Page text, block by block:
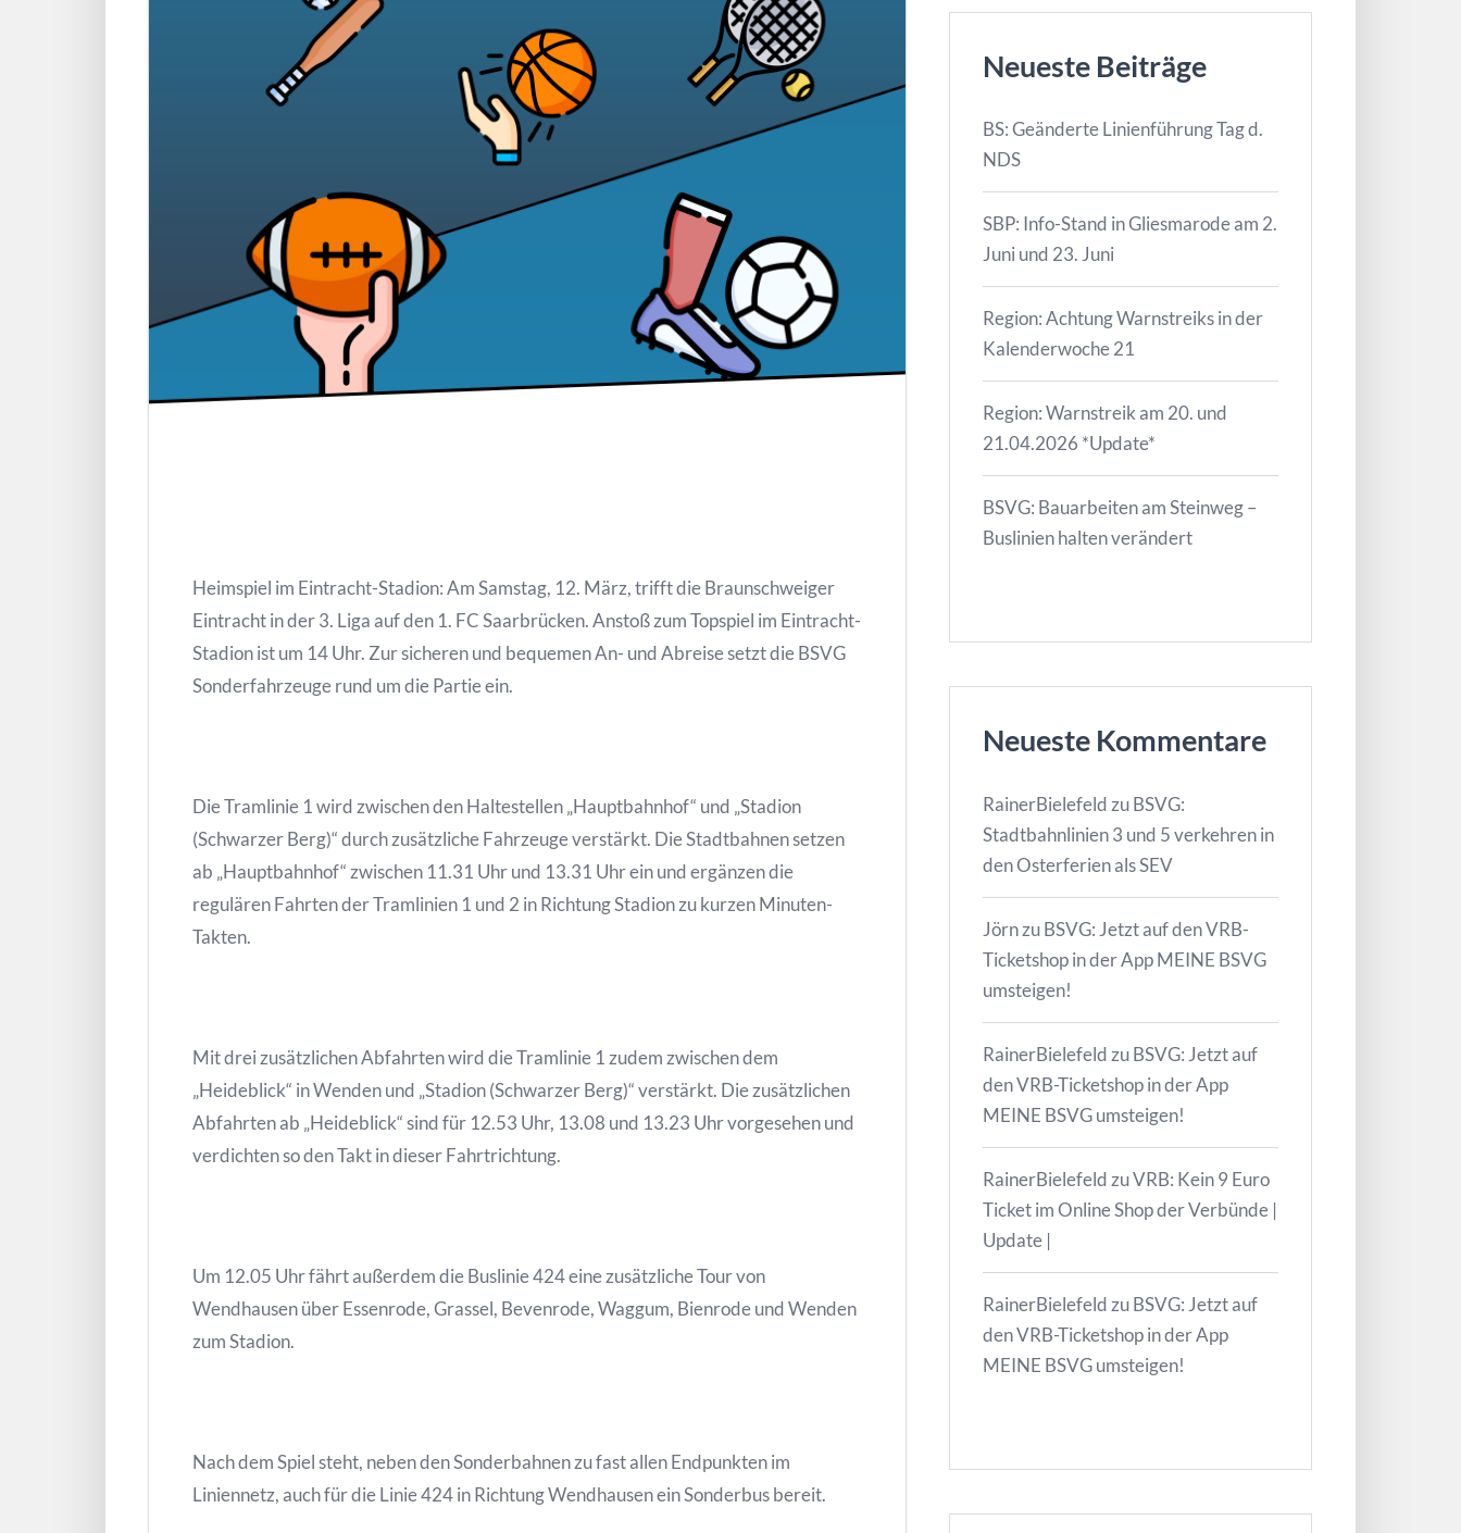
Heimspiel im Eintracht-Stadion: Am Samstag, 12. März, trifft die Braunschweiger
Eintracht in der 3. Liga auf den 1. FC Saarbrücken. Anstoß zum Topspiel im Eintracht-
Stadion ist um 14 Uhr. Zur sicheren und bequemen An- und Abreise setzt die BSVG
Sonderfahrzeuge rund um die Partie ein.
Die Tramlinie 1 wird zwischen den Haltestellen „Hauptbahnhof“ und „Stadion
(Schwarzer Berg)“ durch zusätzliche Fahrzeuge verstärkt. Die Stadtbahnen setzen
ab „Hauptbahnhof“ zwischen 11.31 Uhr und 13.31 Uhr ein und ergänzen die
regulären Fahrten der Tramlinien 1 und 2 in Richtung Stadion zu kurzen Minuten-
Takten.
Mit drei zusätzlichen Abfahrten wird die Tramlinie 1 zudem zwischen dem
„Heideblick“ in Wenden und „Stadion (Schwarzer Berg)“ verstärkt. Die zusätzlichen
Abfahrten ab „Heideblick“ sind für 12.53 Uhr, 13.08 und 13.23 Uhr vorgesehen und
verdichten so den Takt in dieser Fahrtrichtung.
Um 12.05 Uhr fährt außerdem die Buslinie 424 eine zusätzliche Tour von
Wendhausen über Essenrode, Grassel, Bevenrode, Waggum, Bienrode und Wenden
zum Stadion.
Nach dem Spiel steht, neben den Sonderbahnen zu fast allen Endpunkten im
Liniennetz, auch für die Linie 424 in Richtung Wendhausen ein Sonderbus bereit.
Neueste Beiträge
BS: Geänderte Linienführung Tag d.
NDS
SBP: Info-Stand in Gliesmarode am 2.
Juni und 23. Juni
Region: Achtung Warnstreiks in der
Kalenderwoche 21
Region: Warnstreik am 20. und
21.04.2026 *Update*
BSVG: Bauarbeiten am Steinweg –
Buslinien halten verändert
Neueste Kommentare
RainerBielefeld zuBSVG:
Stadtbahnlinien 3 und 5 verkehren in
den Osterferien als SEV
JörnzuBSVG: Jetzt auf den VRB-
Ticketshop in der App MEINE BSVG
umsteigen!
RainerBielefeld zuBSVG: Jetzt auf
den VRB-Ticketshop in der App
MEINE BSVG umsteigen!
RainerBielefeld zuVRB: Kein 9 Euro
Ticket im Online Shop der Verbünde |
Update |
RainerBielefeld zuBSVG: Jetzt auf
den VRB-Ticketshop in der App
MEINE BSVG umsteigen!